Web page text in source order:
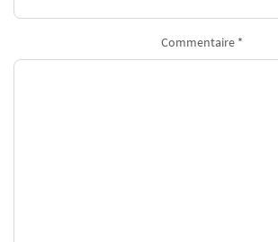
Commentaire *